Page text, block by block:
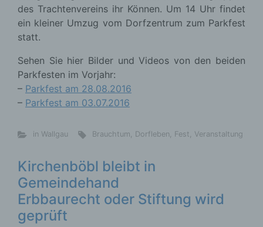
des Trachtenvereins ihr Können. Um 14 Uhr findet
ein kleiner Umzug vom Dorfzentrum zum Parkfest
statt.
Sehen Sie hier Bilder und Videos von den beiden
Parkfesten im Vorjahr:
– Parkfest am 28.08.2016
– Parkfest am 03.07.2016
in Wallgau Brauchtum, Dorfleben, Fest, Veranstaltung
Kirchenböbl bleibt in
Gemeindehand
Erbbaurecht oder Stiftung wird
geprüft